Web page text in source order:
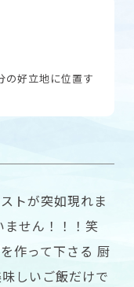
の好立地に位置す
トが突如現れま
ません！！！笑
作って下さる 厨
しいご飯だけで